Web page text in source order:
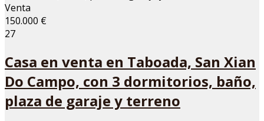
Venta
150.000 €
27
Casa en venta en Taboada, San Xian
Do Campo, con 3 dormitorios, baño,
plaza de garaje y terreno